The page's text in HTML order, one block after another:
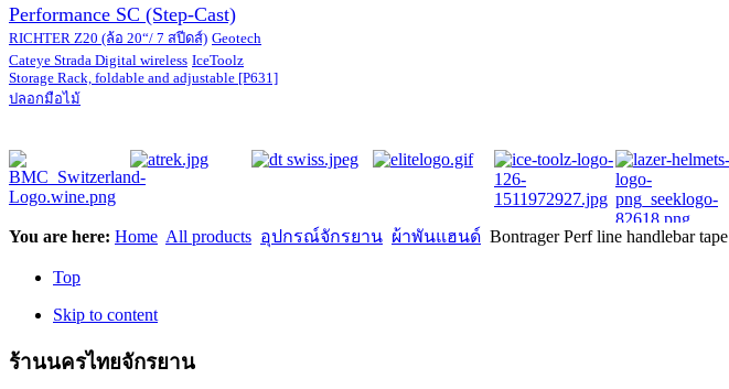
Performance SC (Step-Cast)
RICHTER Z20 (ล้อ 20“/ 7 สปีดส์) Geotech
Cateye Strada Digital wireless IceToolz
Storage Rack, foldable and adjustable [P631]
ปลอกมือไม้
You are here: Home All products อุปกรณ์จักรยาน ผ้าพันแฮนด์ Bontrager Perf line handlebar tape
Top
Skip to content
ร้านนครไทยจักรยาน